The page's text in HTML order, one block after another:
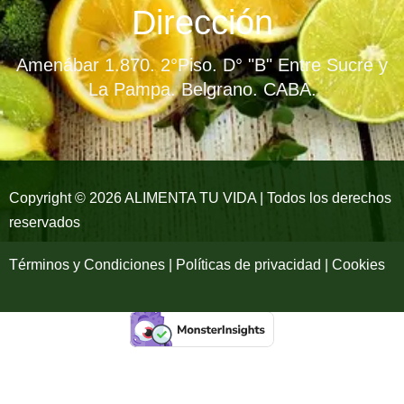
e
b
o
o
k
-
t
a
g
r
a
m
t
u
b
e
Dirección
Amenábar 1.870. 2°Piso. D° "B" Entre Sucre y
La Pampa. Belgrano. CABA.
Copyright © 2026 ALIMENTA TU VIDA | Todos los derechos
reservados
Términos y Condiciones | Políticas de privacidad | Cookies